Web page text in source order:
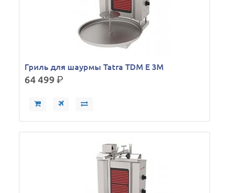
Гриль для шаурмы Tatra TDM E 3M
64 499р.